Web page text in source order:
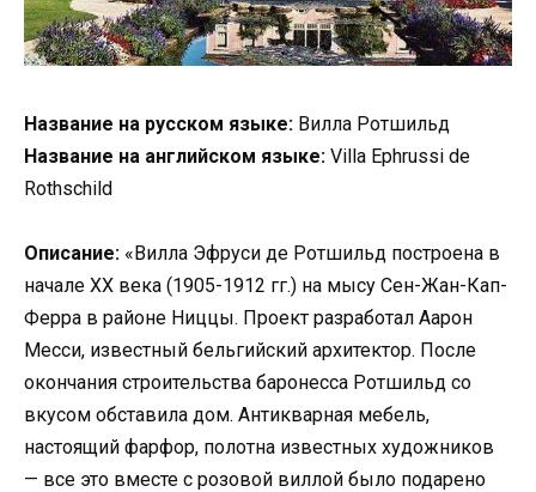
Название на русском языке: Вилла Ротшильд
Название на английском языке: Villa Ephrussi de
Rothschild
Описание: «Вилла Эфруси де Ротшильд построена в
начале XX века (1905-1912 гг.) на мысу Сен-Жан-Кап-
Ферра в районе Ниццы. Проект разработал Аарон
Месси, известный бельгийский архитектор. После
окончания строительства баронесса Ротшильд со
вкусом обставила дом. Антикварная мебель,
настоящий фарфор, полотна известных художников
— все это вместе с розовой виллой было подарено